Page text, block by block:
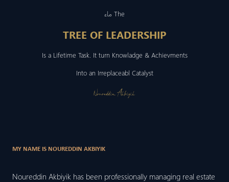
ماء The
TREE OF LEADERSHIP
Is a Lifetime Task. It turn Knowladge & Achievments
Into an Irreplaceabl Catalyst
Noureddin Akbiyik
MY NAME IS NOUREDDIN AKBIYIK
Noureddin Akbiyik has been professionally managing real estate